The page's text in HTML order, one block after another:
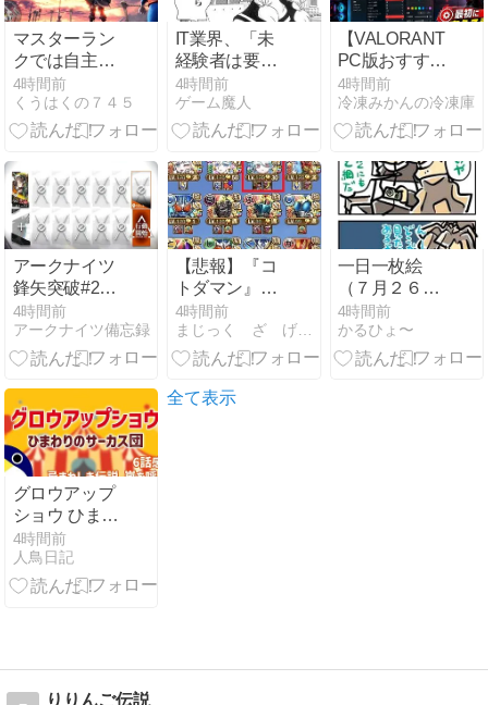
マスターラン
クでは自主的
に狩猟制限を
しないと疲れ
てきちゃうか
【モンスター
ハンターワー
ルド：アイス
ボーン その２
０】
4時間前
くうはくの７４５
IT業界、「未
経験者は要ら
ない、経験者
はいない」の
地獄絵図に
4時間前
ゲーム魔人
【VALORANT】
PC版おすすめ
設定｜FPS・
視認性・遅
延・ミニマッ
4時間前
冷凍みかんの冷凍庫
アークナイツ
鋒矢突破#2
VEC-SP03 高
レア攻略 【簡
単1人2手】
4時間前
アークナイツ備忘録
【悲報】『コ
トダマン』超
絶悲運。レジ
ェムオン完凸
を目指そうと
天井（1020
4時間前
まじっく ざ げーまー
一日一枚絵
（７月２６日
分）
4時間前
かるひょ〜
グロウアップ
ショウ ひまわ
りのサーカス
団 6話 感想 忌
まわしき伝
4時間前
人鳥日記
全て表示
りりんご伝説